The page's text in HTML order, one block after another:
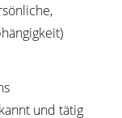
und tätig